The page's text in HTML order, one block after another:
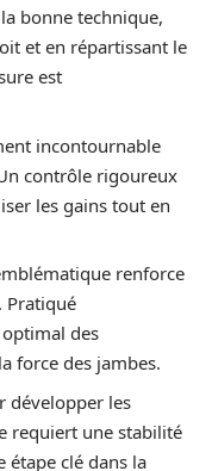
bonne technique,
et en répartissant le
est
incontournable
contrôle rigoureux
les gains tout en
renforce
Pratiqué
des
force des jambes.
développer les
requiert une stabilité
étape clé dans la